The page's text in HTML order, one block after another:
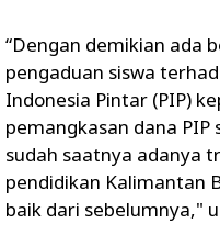
“Dengan demikian ada
pengaduan siswa
Indonesia Pintar (PIP)
pemangkasan dana
sudah saatnya adanya
pendidikan Kalimantan
baik dari sebelumnya,"